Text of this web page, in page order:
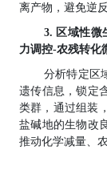
离产物，避免逆
3. 区域性微
力调控-农残转化
分析特定区
遗传信息 ，锁定
类群 ，通过组装，
盐碱地的生物改
推动化学减量、